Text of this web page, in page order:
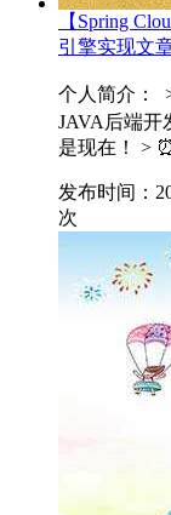
【Spring
引擎实现文
个人简介：
JAVA后端开
是现在！ >
发布时间：
次